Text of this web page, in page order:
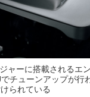
ャーに搭載されるエ
チューンアップが行
られている